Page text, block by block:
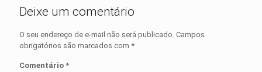
Deixe um comentário
O seu endereço de e-mail não será publicado. Campos
obrigatórios são marcados com *
Comentário *